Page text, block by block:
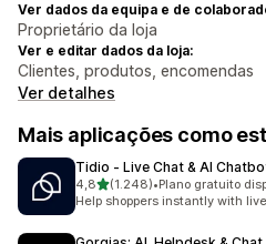
Ver dados da equipa e de
Proprietário da loja
Ver e editar dados da loja:
Clientes, produtos, encomendas
Ver detalhes
Mais aplicações como
Tidio ‑ Live Chat & AI
4,8de 5 estrelas
(1.248)
1248 total de avaliações
•Plano gratuito
Help shoppers instantly with